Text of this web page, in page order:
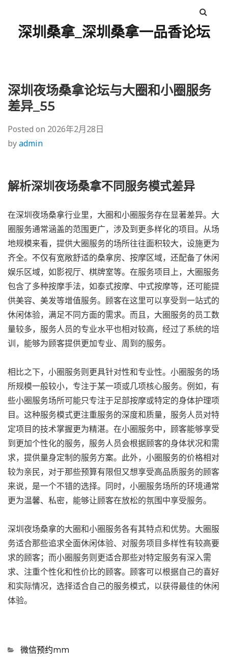
深圳桑拿_深圳桑拿一品香论坛
深圳夜场桑拿论坛与大圈和小圈服务
差异_55
Posted on 2026年2月28日
byadmin
解析深圳夜场桑拿不同服务模式差异
在深圳夜场桑拿行业里，大圈和小圈服务存在显著差异。大
圈服务通常涵盖的范围更广，涉及到更多样化的项目。从场
地规模来看，提供大圈服务的场所往往面积较大，设施更为
齐全。不仅有宽敞舒适的桑拿房、按摩区域，还配备了休闲
娱乐区域，如影视厅、棋牌室等。在服务项目上，大圈服务
包含了多种按摩手法，如泰式按摩、中式按摩等，还可能提
供美容、美发等增值服务。顾客在这里可以享受到一站式的
休闲体验，满足不同方面的需求。而且，大圈服务的员工数
量较多，服务人员的专业水平也相对较高，经过了系统的培
训，能够为顾客提供更加专业、周到的服务。
相比之下，小圈服务则更具针对性和专业性。小圈服务的场
所规模一般较小，专注于某一项或几项核心服务。例如，有
些小圈服务场所可能只专注于足部按摩或特定的身体护理项
目。这种服务模式更注重服务的深度和质量，服务人员对特
定项目的技术掌握更为精湛。在小圈服务中，顾客能够享受
到更加个性化的服务，服务人员会根据顾客的身体状况和需
求，提供量身定制的服务方案。此外，小圈服务的价格相对
较为亲民，对于那些预算有限但又想享受高品质服务的顾客
来说，是一个不错的选择。同时，小圈服务场所的环境通常
更为温馨、私密，能够让顾客在放松的氛围中享受服务。
深圳夜场桑拿的大圈和小圈服务各有其特点和优势。大圈服
务适合那些追求全面休闲体验、对服务项目多样性有较高要
求的顾客；而小圈服务则更适合那些对特定服务有深入需
求、注重个性化和性价比的顾客。顾客可以根据自己的喜好
和实际情况，选择适合自己的服务模式，以获得最佳的休闲
体验。
Categories
微信预约mm